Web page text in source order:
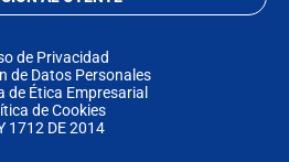
de Privacidad
de Datos Personales
de Ética Empresarial
de Cookies
1712 DE 2014